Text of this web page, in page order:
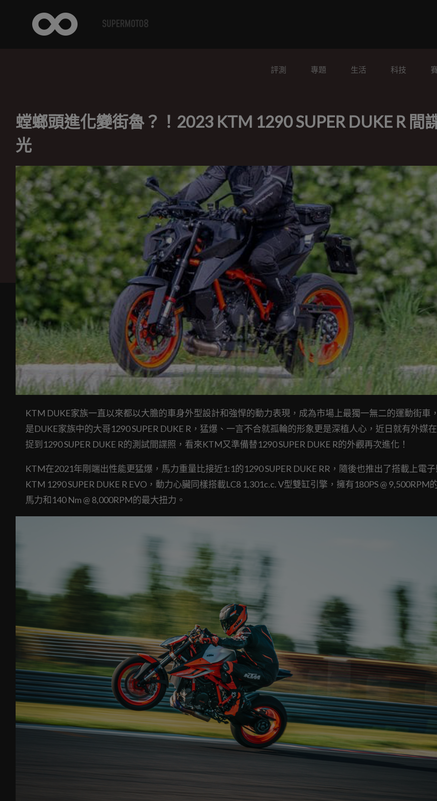
評測 專題 生活 科技
螳螂頭進化變街魯？！2023 KTM 1290 SUPER DUKE R 間
光
KTM DUKE家族一直以來都以大膽的車身外型設計和強悍的動力表現，成為市場上最獨一無二的運動街車
是DUKE家族中的大哥1290 SUPER DUKE R，猛爆、一言不合就孤輪的形象更是深植人心，近日就有外媒
捉到1290 SUPER DUKE R的測試間諜照，看來KTM又準備替1290 SUPER DUKE R的外觀再次進化！
KTM在2021年剛端出性能更猛爆，馬力重量比接近1:1的1290 SUPER DUKE RR，隨後也推出了搭載上電
KTM 1290 SUPER DUKE R EVO，動力心臟同樣搭載LC8 1,301c.c. V型雙缸引擎，擁有180PS @ 9,500RPM
馬力和140 Nm @ 8,000RPM的最大扭力。